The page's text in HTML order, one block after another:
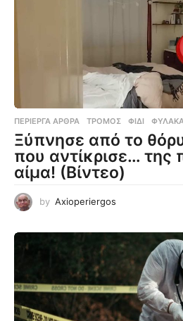
ΠΕΡΊΕΡΓΑ ΆΡΘΡΑ ΤΡΌΜΟΣ ,ΦΊΔΙ ,
Ξύπνησε από το
που αντίκρισε… της
αίμα! (Βίντεο)
by Axioperiergos